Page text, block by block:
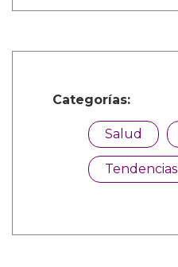
Categorías:
Salud
Tendencias